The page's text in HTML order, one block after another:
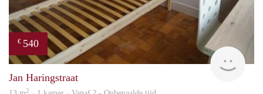
€ 540
Jan Haringstraat
2